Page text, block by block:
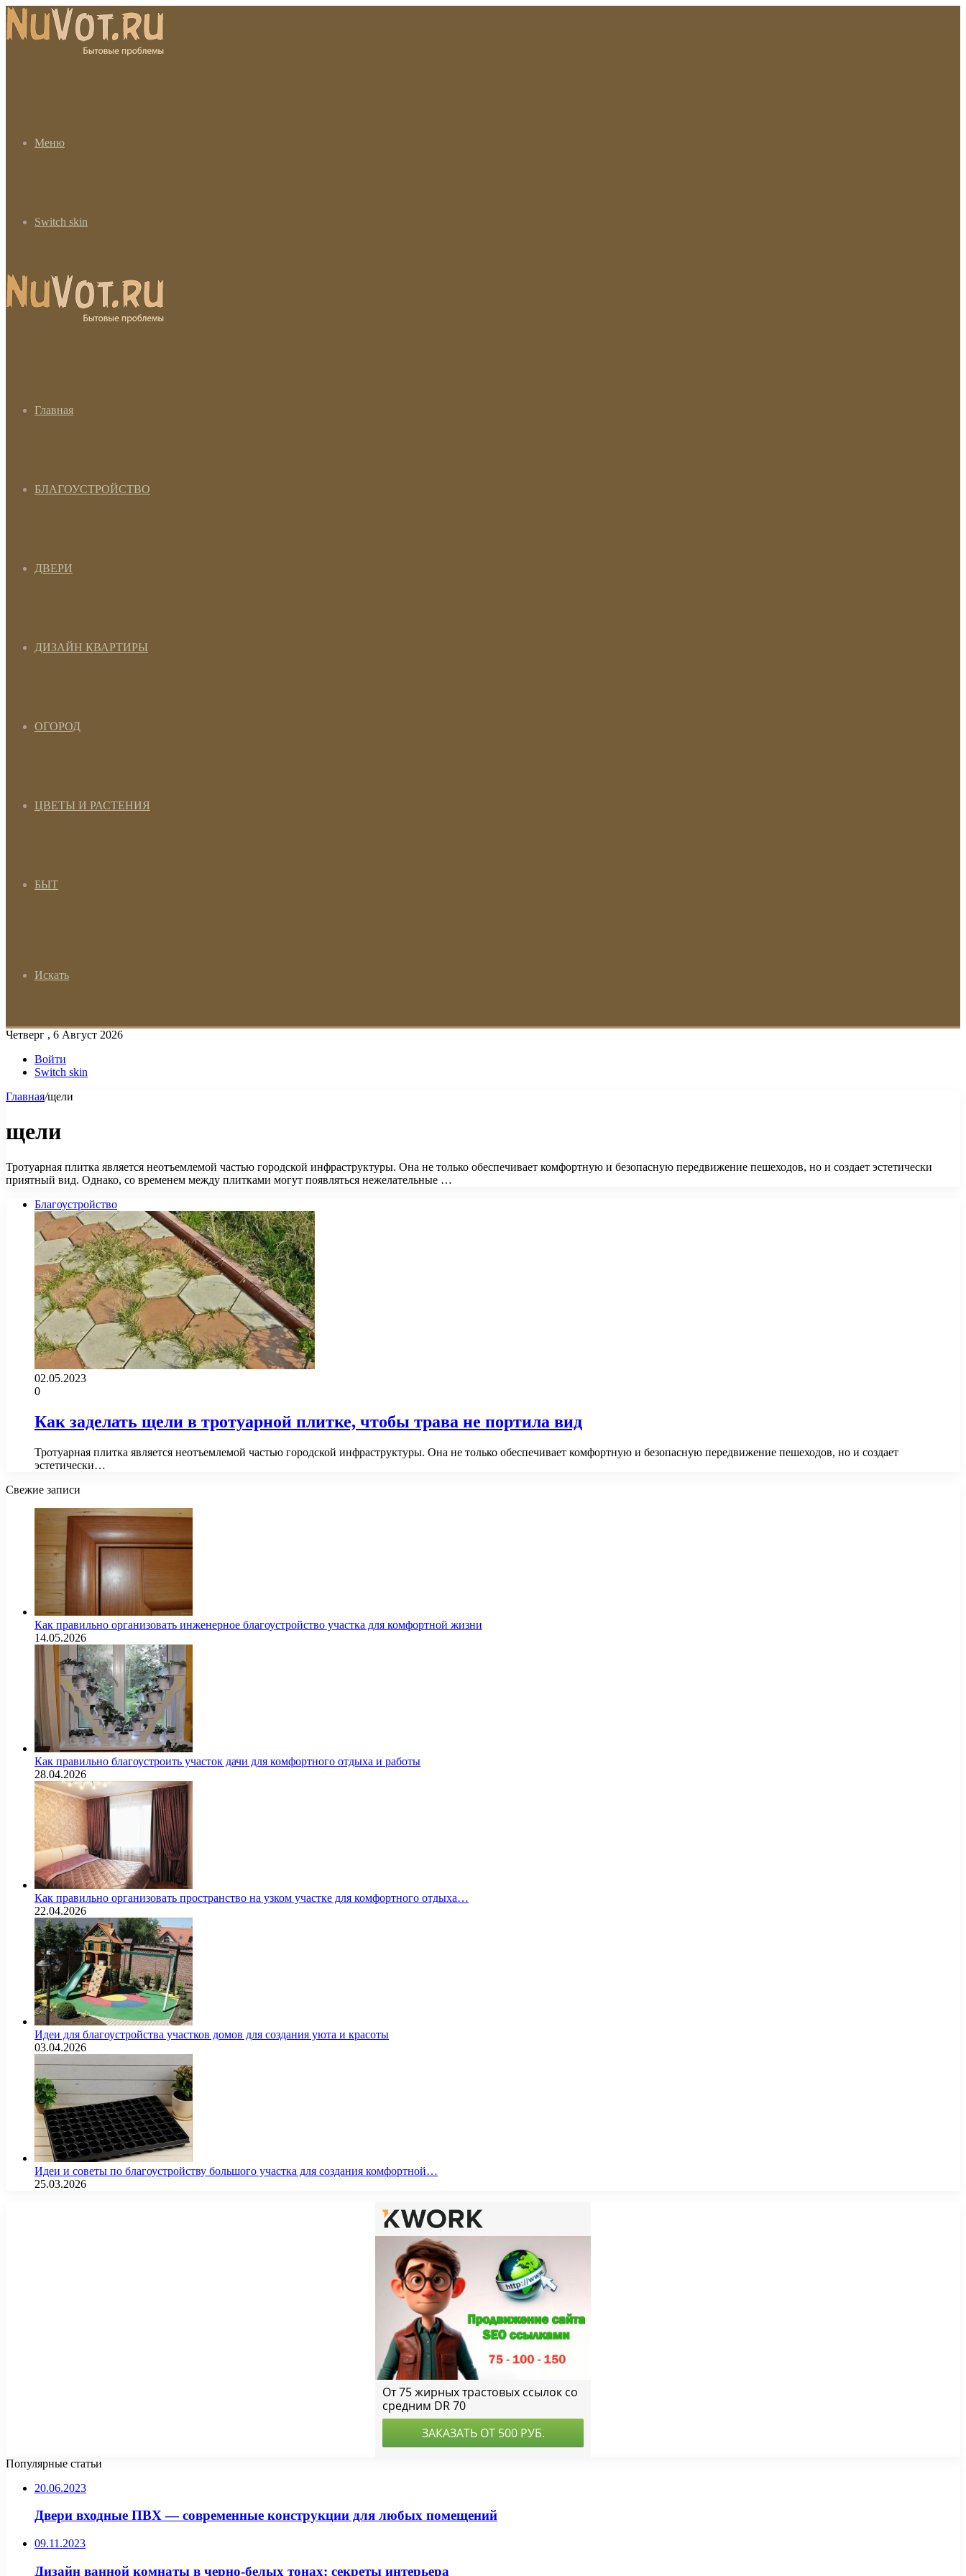
Меню
Switch skin
Главная
БЛАГОУСТРОЙСТВО
ДВЕРИ
ДИЗАЙН КВАРТИРЫ
ОГОРОД
ЦВЕТЫ И РАСТЕНИЯ
БЫТ
Искать
Четверг , 6 Август 2026
Войти
Switch skin
Главная/щели
щели
Тротуарная плитка является неотъемлемой частью городской инфраструктуры. Она не только обеспечивает комфортную и безопасную передвижение пешеходов, но и создает эстетически
приятный вид. Однако, со временем между плитками могут появляться нежелательные …
Благоустройство
02.05.2023
0
Как заделать щели в тротуарной плитке, чтобы трава не портила вид
Тротуарная плитка является неотъемлемой частью городской инфраструктуры. Она не только обеспечивает комфортную и безопасную передвижение пешеходов, но и создает
эстетически…
Свежие записи
Как правильно организовать инженерное благоустройство участка для комфортной жизни
14.05.2026
Как правильно благоустроить участок дачи для комфортного отдыха и работы
28.04.2026
Как правильно организовать пространство на узком участке для комфортного отдыха…
22.04.2026
Идеи для благоустройства участков домов для создания уюта и красоты
03.04.2026
Идеи и советы по благоустройству большого участка для создания комфортной…
25.03.2026
Популярные статьи
20.06.2023
Двери входные ПВХ — современные конструкции для любых помещений
09.11.2023
Дизайн ванной комнаты в черно-белых тонах: секреты интерьера